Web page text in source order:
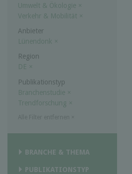
Umwelt & Ökologie ×
Verkehr & Mobilität ×
Anbieter
Lünendonk ×
Region
DE ×
Publikationstyp
Branchenstudie ×
Trendforschung ×
BRANCHE & THEMA
PUBLIKATIONSTYP